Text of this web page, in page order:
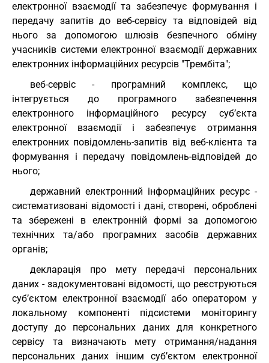
електронної взаємодії та забезпечує формування і
передачу запитів до веб-сервісу та відповідей від
нього за допомогою шлюзів безпечного обміну
учасників системи електронної взаємодії державних
електронних інформаційних ресурсів "Трембіта";
веб-сервіс - програмний комплекс, що
інтегрується до програмного забезпечення
електронного інформаційного ресурсу суб’єкта
електронної взаємодії і забезпечує отримання
електронних повідомлень-запитів від веб-клієнта та
формування і передачу повідомлень-відповідей до
нього;
державний електронний інформаційних ресурс -
систематизовані відомості і дані, створені, оброблені
та збережені в електронній формі за допомогою
технічних та/або програмних засобів державних
органів;
декларація про мету передачі персональних
даних - задокументовані відомості, що реєструються
суб’єктом електронної взаємодії або оператором у
локальному компоненті підсистеми моніторингу
доступу до персональних даних для конкретного
сервісу та визначають мету отримання/надання
персональних даних іншим суб’єктом електронної